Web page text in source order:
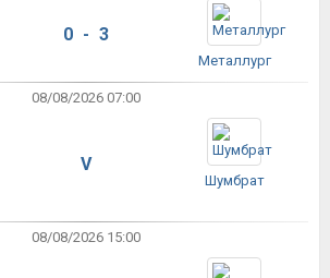
0 - 3
Металлург
08/08/2026 07:00
V
Шумбрат
08/08/2026 15:00